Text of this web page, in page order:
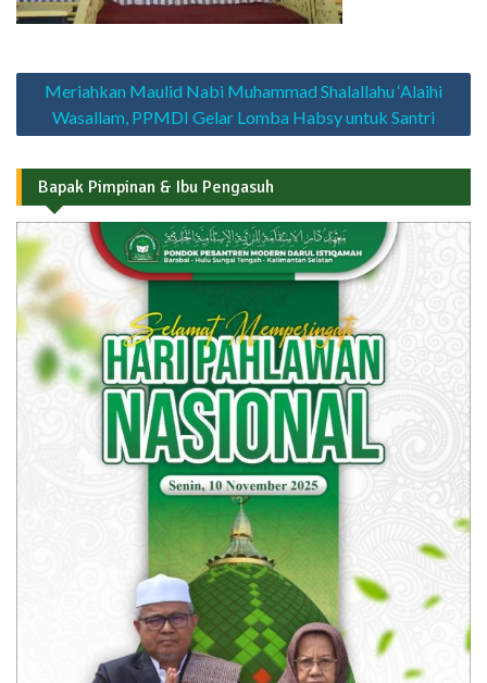
Navigasi
Meriahkan Maulid Nabi Muhammad Shalallahu ‘Alaihi
Wasallam, PPMDI Gelar Lomba Habsy untuk Santri
Bapak Pimpinan & Ibu Pengasuh